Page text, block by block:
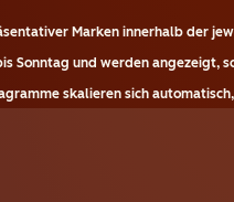
Marken innerhalb der
Sonntag und werden angezeigt,
skalieren sich